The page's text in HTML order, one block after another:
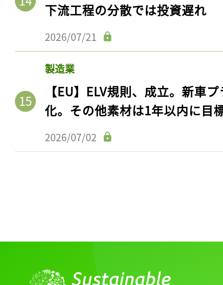
下流工程の分散では投資遅れ
2026/07/21
製造業
【EU】ELV規則、成立。新車
化。その他素材は1年以内に目
2026/07/02